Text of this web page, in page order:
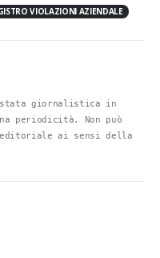
VIOLAZIONI AZIENDALE
giornalistica in
periodicità. Non può
editoriale ai sensi della